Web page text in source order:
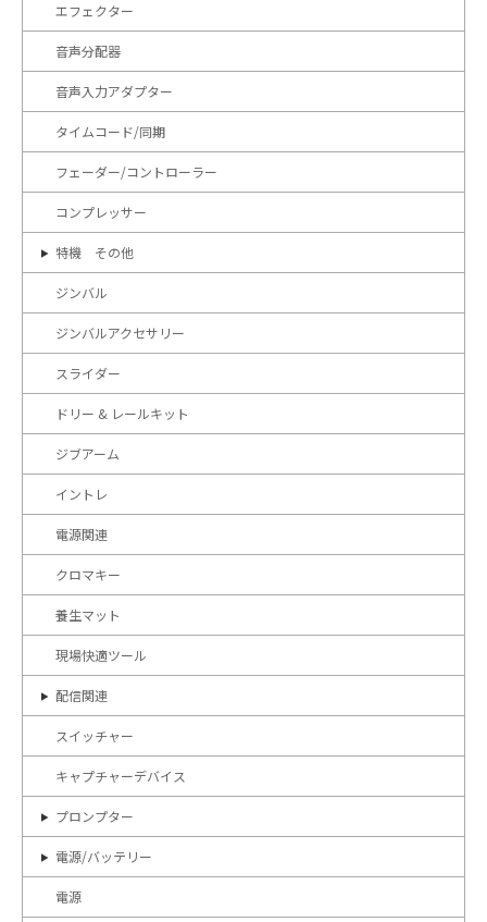
エフェクター
音声分配器
音声入力アダプター
タイムコード/同期
フェーダー/コントローラー
コンプレッサー
特機 その他
ジンバル
ジンバルアクセサリー
スライダー
ドリー & レールキット
ジブアーム
イントレ
電源関連
クロマキー
養生マット
現場快適ツール
配信関連
スイッチャー
キャプチャーデバイス
プロンプター
電源/バッテリー
電源